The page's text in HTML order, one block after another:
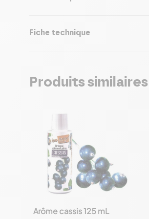
Fiche technique
Produits similaires
Arôme cassis 125 mL